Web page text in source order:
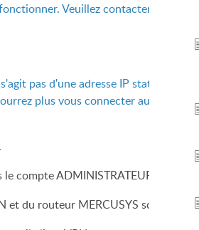
Veuillez contacter votre
pas d'une adresse IP statique,
plus vous connecter au serveur
.
compte ADMINISTRATEUR sur
et du routeur MERCUSYS sont